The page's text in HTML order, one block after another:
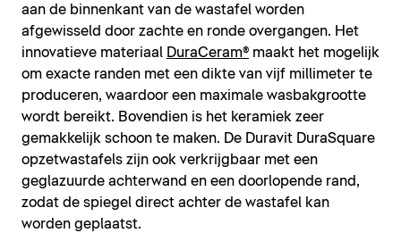
aan de binnenkant van de wastafel worden
afgewisseld door zachte en ronde overgangen. Het
innovatieve materiaal DuraCeram® maakt het mogelijk
om exacte randen met een dikte van vijf millimeter te
produceren, waardoor een maximale wasbakgrootte
wordt bereikt. Bovendien is het keramiek zeer
gemakkelijk schoon te maken. De Duravit DuraSquare
opzetwastafels zijn ook verkrijgbaar met een
geglazuurde achterwand en een doorlopende rand,
zodat de spiegel direct achter de wastafel kan
worden geplaatst.